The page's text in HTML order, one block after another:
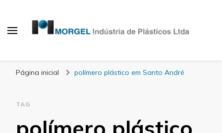
Página inicial polímero plástico em Santo André
TAG